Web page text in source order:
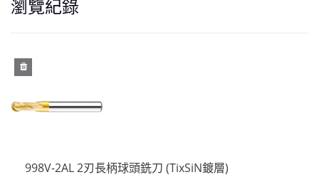
瀏覽紀錄
998V-2AL 2刃長柄球頭銑刀 (TixSiN鍍層)